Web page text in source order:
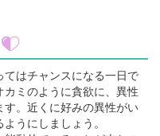
はチャンスになる一日で
ミのように貪欲に、異性
す。近くに好みの異性がい
うにしましょう。